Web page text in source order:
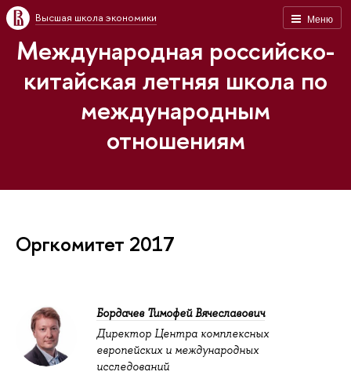
Меню
Высшая школа экономики
Международная российско-
китайская летняя школа по
международным
отношениям
Оргкомитет 2017
Бордачев Тимофей Вячеславович
Директор Центра комплексных
европейских и международных
исследований